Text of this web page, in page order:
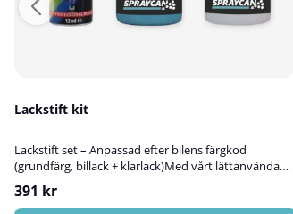
Lackstift kit
Lackstift set – Anpassad efter bilens färgkod
(grundfärg, billack + klarlack)Med vårt lättanvända
lackstiftskit får du en mycket god färgmatchning
efter bilens unika färgkod – komplett med både
391 kr